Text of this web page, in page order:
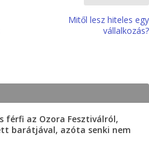
Mitől lesz hiteles egy
vállalkozás?
férfi az Ozora Fesztiválról,
barátjával, azóta senki nem